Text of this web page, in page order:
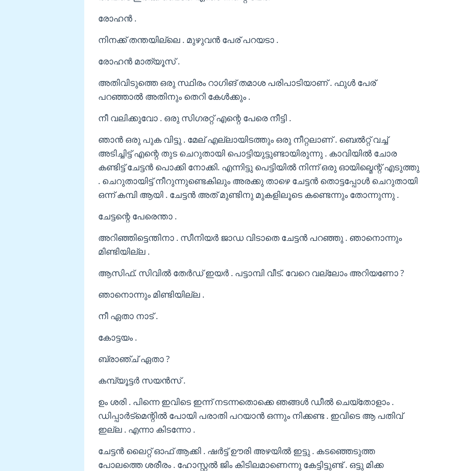
രോഹൻ .
നിനക്ക് തന്തയില്ലെ . മുഴുവൻ പേര് പറയടാ .
രോഹൻ മാത്യൂസ് .
അതിവിടുത്തെ ഒരു സ്ഥിരം റാഗിങ് തമാശ പരിപാടിയാണ് . ഫുൾ പേര്
പറഞ്ഞാൽ അതിനും തെറി കേൾക്കും .
നീ വലിക്കുവോ . ഒരു സിഗരറ്റ് എന്റെ പേരെ നീട്ടി .
ഞാൻ ഒരു പുക വിട്ടു . മേല് എല്ലായിടത്തും ഒരു നീറ്റലാണ് . ബെൽറ്റ് വച്ച്
അടിച്ചിട്ട് എന്റെ തുട ചെറുതായി പൊട്ടിയുട്ടുണ്ടായിരുന്നു . കാവിയിൽ ചോര
കണ്ടിട്ട് ചേട്ടൻ പൊക്കി നോക്കി. എന്നിട്ടു പെട്ടിയിൽ നിന്ന് ഒരു ഓയില്മെന്റ് എടുത്തു
. ചെറുതായിട്ട് നീറുന്നുണ്ടെകിലും അരക്കു താഴെ ചേട്ടൻ തൊട്ടപ്പോൾ ചെറുതായി
ഒന്ന് കമ്പി ആയി . ചേട്ടൻ അത് മുണ്ടിനു മുകളിലൂടെ കണ്ടെന്നും തോന്നുന്നു .
ചേട്ടന്റെ പേരെന്താ .
അറിഞ്ഞിട്ടെന്തിനാ . സീനിയർ ജാഡ വിടാതെ ചേട്ടൻ പറഞ്ഞു . ഞാനൊന്നും
മിണ്ടിയില്ല .
ആസിഫ്. സിവിൽ തേർഡ് ഇയർ . പട്ടാമ്പി വീട്. വേറെ വല്ലോം അറിയണോ ?
ഞാനൊന്നും മിണ്ടിയില്ല .
നീ ഏതാ നാട് .
കോട്ടയം .
ബ്രാഞ്ച് ഏതാ ?
കമ്പ്യൂട്ടർ സയൻസ് .
ഉം ശരി . പിന്നെ ഇവിടെ ഇന്ന് നടന്നതൊക്കെ ഞങ്ങൾ ഡീൽ ചെയ്തോളാം .
ഡിപ്പാർട്മെന്റിൽ പോയി പരാതി പറയാൻ ഒന്നും നിക്കണ്ട . ഇവിടെ ആ പതിവ്
ഇല്ല . എന്നാ കിടന്നോ .
ചേട്ടൻ ലൈറ്റ് ഓഫ് ആക്കി . ഷർട്ട് ഊരി അഴയിൽ ഇട്ടു . കടഞ്ഞെടുത്ത
പോലത്തെ ശരീരം . ഹോസ്റ്റൽ ജിം കിടിലമാണെന്നു കേട്ടിട്ടുണ്ട് . ഒട്ടു മിക്ക